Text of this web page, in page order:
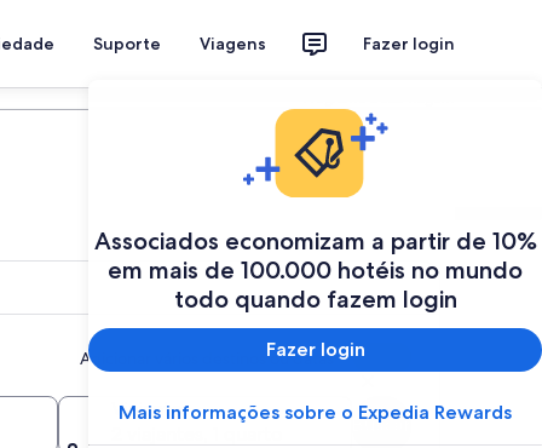
Suporte Viagens Fazer login
Associados economizam a partir de 10%
em mais de 100.000 hotéis no mundo
todo quando fazem login
Fazer login
Mais informações sobre o Expedia Rewards
Adicionar vários destinos ou datas
Viajantes
Buscar